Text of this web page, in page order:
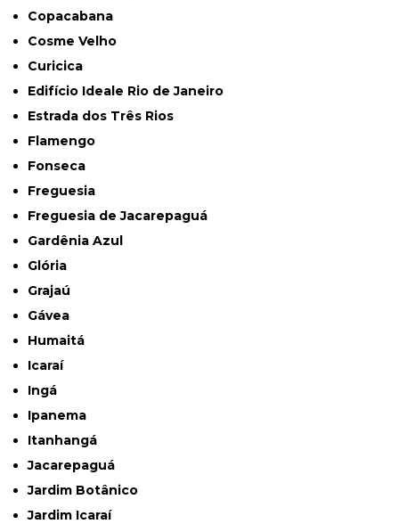
Copacabana
Cosme Velho
Curicica
Edifício Ideale Rio de Janeiro
Estrada dos Três Rios
Flamengo
Fonseca
Freguesia
Freguesia de Jacarepaguá
Gardênia Azul
Glória
Grajaú
Gávea
Humaitá
Icaraí
Ingá
Ipanema
Itanhangá
Jacarepaguá
Jardim Botânico
Jardim Icaraí